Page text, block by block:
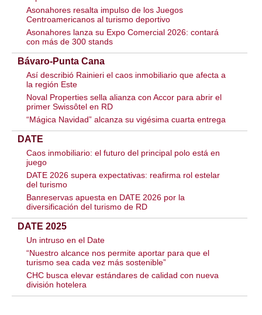
Asonahores resalta impulso de los Juegos
Centroamericanos al turismo deportivo
Asonahores lanza su Expo Comercial 2026: contará
con más de 300 stands
Bávaro-Punta Cana
Así describió Rainieri el caos inmobiliario que afecta a
la región Este
Noval Properties sella alianza con Accor para abrir el
primer Swissôtel en RD
“Mágica Navidad” alcanza su vigésima cuarta entrega
DATE
Caos inmobiliario: el futuro del principal polo está en
juego
DATE 2026 supera expectativas: reafirma rol estelar
del turismo
Banreservas apuesta en DATE 2026 por la
diversificación del turismo de RD
DATE 2025
Un intruso en el Date
“Nuestro alcance nos permite aportar para que el
turismo sea cada vez más sostenible”
CHC busca elevar estándares de calidad con nueva
división hotelera